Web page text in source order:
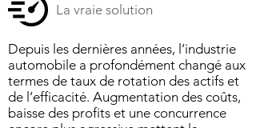
La vraie solution
Depuis les dernières années, l’industrie
automobile a profondément changé aux
termes de taux de rotation des actifs et
de l’efficacité. Augmentation des coûts,
baisse des profits et une concurrence